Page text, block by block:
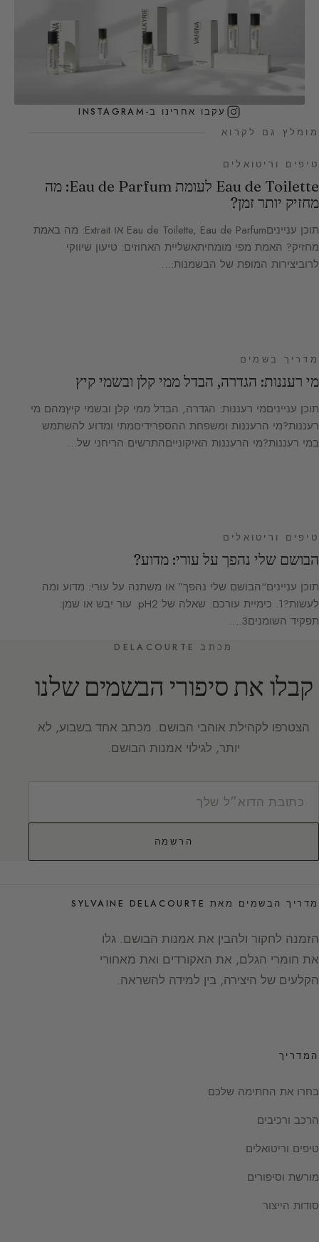
עקבו אחרינו ב-INSTAGRAM
מומלץ גם לקרוא
טיפים וריטואלים
Eau de Toilette לעומת Eau de Parfum: מה
מחזיק יותר זמן?
תוכן ענייניםEau de Toilette, Eau de Parfum או Extrait: מה באמת
מחזיק? האמת מפי מומחיתאשליית האחוזים: טיעון שיווקי
לרוביצירות המופת של הבשמנות:…
מדריך בשמים
מי רעננות: הגדרה, הבדל ממי קלן ובשמי קיץ
תוכן ענייניםמי רעננות: הגדרה, הבדל ממי קלן ובשמי קיץמהם מי
רעננות?מי הרעננות ומשפחת ההספרידיםמתי ומדוע להשתמש
במי רעננות?מי הרעננות האיקונייםהתרשים הריחני של…
טיפים וריטואלים
הבושם שלי נהפך על עורי: מדוע?
תוכן עניינים“הבושם שלי נהפך” או משתנה על עורי: מדוע ומה
לעשות?1. כימיית עורכם: שאלה של pH2. עור יבש או שמן:
תפקיד השומנים3.…
מכתב DELACOURTE
קבלו את סיפורי הבשמים שלנו
הצטרפו לקהילת אוהבי הבושם. מכתב אחד בשבוע, לא
יותר, לגילוי אמנות הבושם.
הרשמה
מדריך הבשמים מאת SYLVAINE DELACOURTE
הזמנה לחקור ולהבין את אמנות הבושם. גלו
את חומרי הגלם, את האקורדים ואת מאחורי
הקלעים של היצירה, בין למידה להשראה.
המדריך
בחרו את החתימה שלכם
הרכב ורכיבים
טיפים וריטואלים
מורשת וסיפורים
סודות הייצור